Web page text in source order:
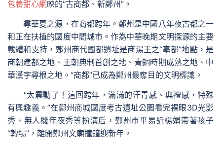
包養甜心網映的“古商都、新鄭州”。
尋華夏之源，在商都跨年。鄭州是中國八年夜古都之一
和正在扶植的國度中間城市。作為中華晚期文明探源的主要
載體和支持，鄭州商代國都遺址是商湯王之“亳都”地點，是
商朝建都之地、王朝典制首創之地、青銅時期成熟之地、中
華漢字尋根之地。“商都”已成為鄭州最奪目的文明標識。
“太震動了！這回跨年，滿滿的汗青感、典禮感，特殊
有興趣義。”在鄭州商城國度考古遺址公園看完裸眼3D光影
秀、無人機年夜秀等扮演后，鄭州市平易近楊娟帶著孩子
“轉場”，離開鄭州文廟撞鐘迎新年。